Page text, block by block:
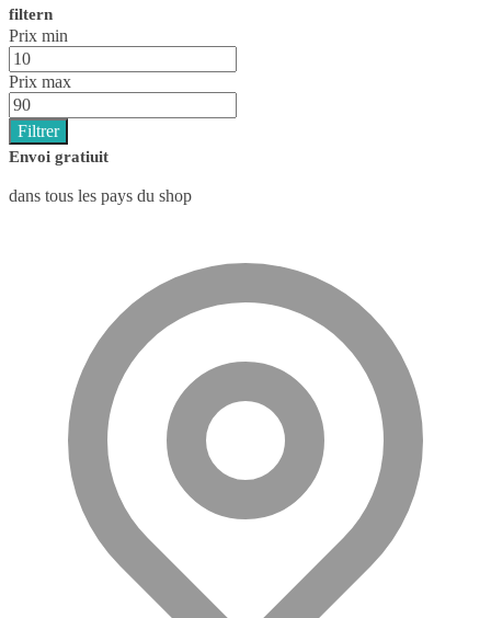
filtern
Prix min
Prix max
Filtrer
Envoi gratiuit
dans tous les pays du shop